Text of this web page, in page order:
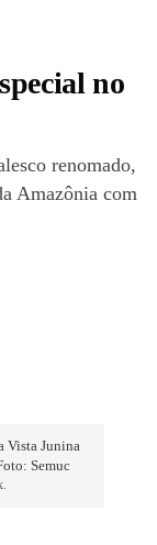
no
renomado,
Amazônia com
Vista Junina
Semuc